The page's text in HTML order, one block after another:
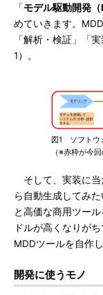
「モデル駆動開発
めていきます。
「解析・検証」「
1）。
図1 ソフトウ
（※赤枠が今回
そして、実装に当
ら自動生成してみ
と高価な商用ツー
ドルが高くなりが
MDDツールを自作
開発に使うモノ